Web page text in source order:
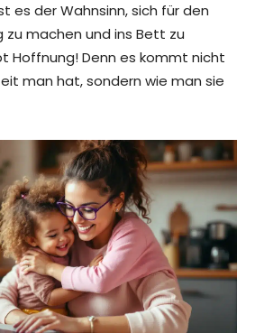
es der Wahnsinn, sich für den
machen und ins Bett zu
Hoffnung! Denn es kommt nicht
man hat, sondern wie man sie